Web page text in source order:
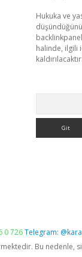
Hukuka ve
halinde, ilgili
kaldırılacaktır.
0 726Telegram:
Bu